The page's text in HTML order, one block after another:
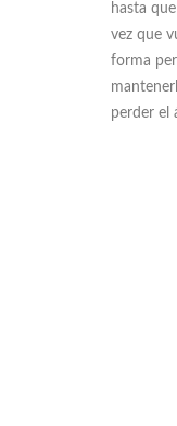
hasta
vez que
forma
perder el